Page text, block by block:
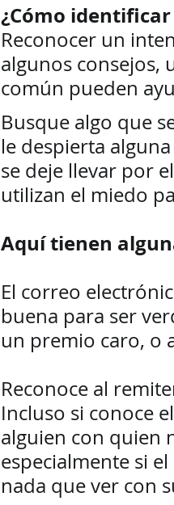
¿Cómo
Reconocer un
algunos consejos,
común pueden
Busque algo que
le despierta
se deje llevar por
utilizan el miedo
Aquí tienen
El correo
buena para ser
un premio caro, o
Reconoce al
Incluso si conoce
alguien con quien
especialmente si
nada que ver con